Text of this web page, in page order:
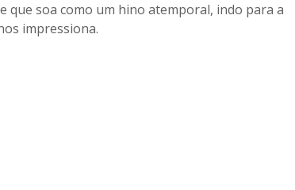
que soa como um hino atemporal, indo para a
impressiona.